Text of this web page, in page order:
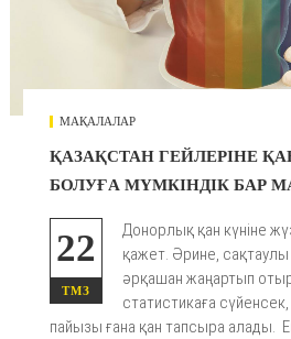
МАҚАЛАЛАР
ҚАЗАҚСТАН ГЕЙЛЕРІНЕ
БОЛУҒА МҮМКІНДІК БАР
22
ТМЗ
Донорлық қан күніне
қажет. Әрине,
әрқашан жаңартып
статистикаға
пайызы ғана қан тапсыра алады.